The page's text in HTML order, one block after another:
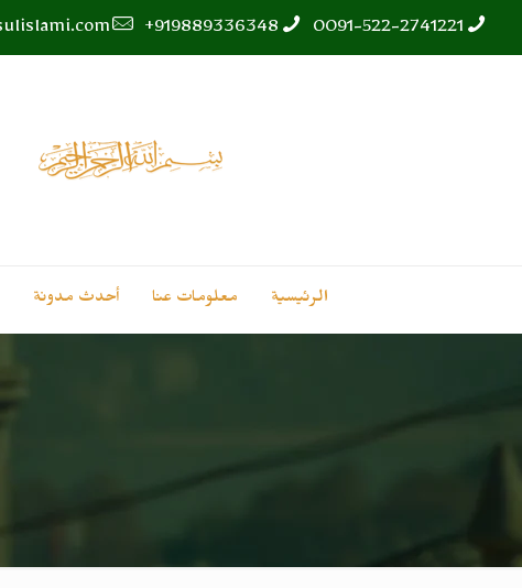
0091-522-2741221
919889336348+
الرئيسية معلومات عنا أحدث مدونة